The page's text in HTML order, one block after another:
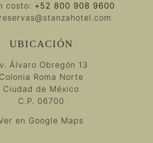
costo: +52 800 908 9600
reservas@stanzahotel.com
UBICACIÓN
Álvaro Obregón 13
Colonia Roma Norte
Ciudad de México
C.P. 06700
en Google Maps